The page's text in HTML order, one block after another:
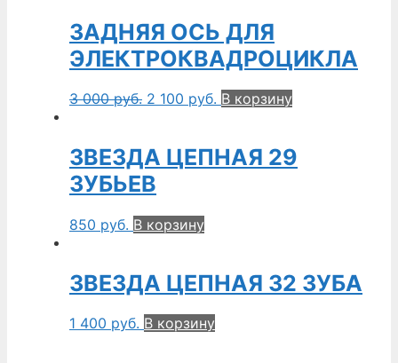
ЗАДНЯЯ ОСЬ ДЛЯ
ЭЛЕКТРОКВАДРОЦИКЛА
3 000руб. 2 100 руб. В корзину
ЗВЕЗДА ЦЕПНАЯ 29
ЗУБЬЕВ
850 руб. В корзину
ЗВЕЗДА ЦЕПНАЯ 32 ЗУБА
1 400 руб. В корзину